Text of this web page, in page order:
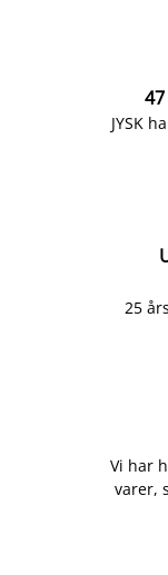
47
JYSK
25
Vi har
varer,